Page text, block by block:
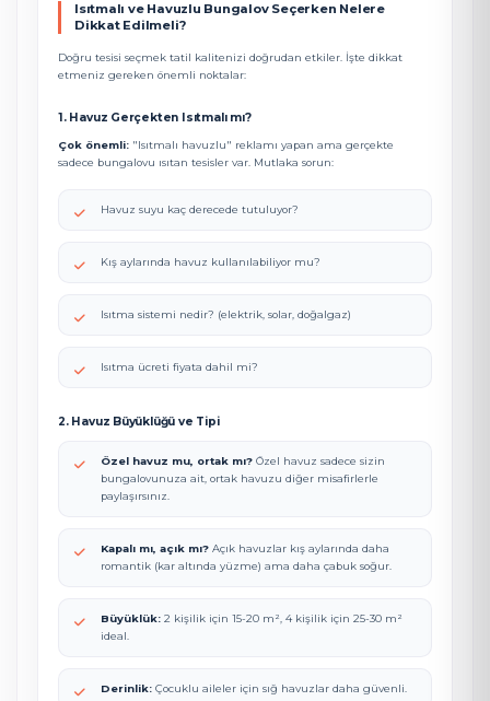
Isıtmalı ve Havuzlu Bungalov Seçerken Nelere
Dikkat Edilmeli?
Doğru tesisi seçmek tatil kalitenizi doğrudan etkiler. İşte dikkat
etmeniz gereken önemli noktalar:
1. Havuz Gerçekten Isıtmalı mı?
Çok önemli: "Isıtmalı havuzlu" reklamı yapan ama gerçekte
sadece bungalovu ısıtan tesisler var. Mutlaka sorun:
Havuz suyu kaç derecede tutuluyor?
Kış aylarında havuz kullanılabiliyor mu?
Isıtma sistemi nedir? (elektrik, solar, doğalgaz)
Isıtma ücreti fiyata dahil mi?
2. Havuz Büyüklüğü ve Tipi
Özel havuz mu, ortak mı? Özel havuz sadece sizin
bungalovunuza ait, ortak havuzu diğer misafirlerle
paylaşırsınız.
Kapalı mı, açık mı? Açık havuzlar kış aylarında daha
romantik (kar altında yüzme) ama daha çabuk soğur.
Büyüklük: 2 kişilik için 15-20 m², 4 kişilik için 25-30 m²
ideal.
Derinlik: Çocuklu aileler için sığ havuzlar daha güvenli.